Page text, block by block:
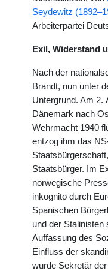
Seydewitz
Arbeiterpartei
Exil, Widerstand
Nach der
Brandt, nun unter
Untergrund. Am 2.
Dänemark nach
Wehrmacht 1940
entzog ihm das
Staatsbürger. Im
norwegische
inkognito durch
Spanischen
und der Stalinisten
Auffassung des
Einfluss der
wurde Sekretär